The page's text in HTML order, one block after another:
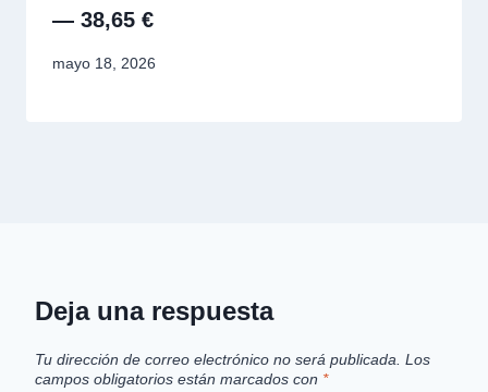
— 38,65 €
mayo 18, 2026
Deja una respuesta
Tu dirección de correo electrónico no será publicada. Los
campos obligatorios están marcados con *